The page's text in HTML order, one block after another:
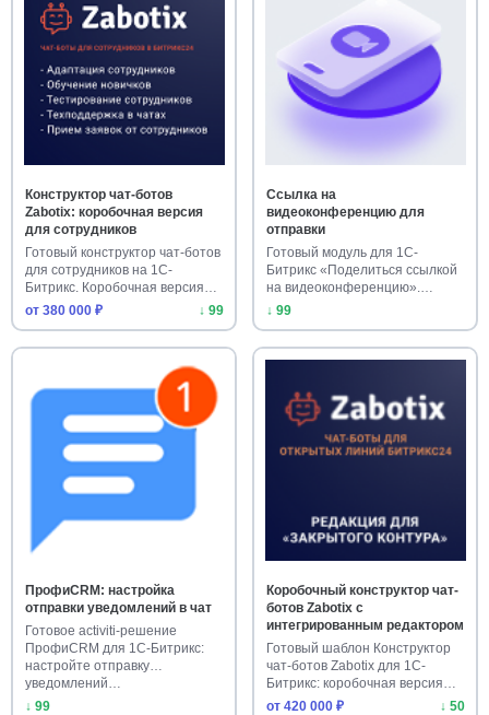
Конструктор чат-ботов
Zabotix: коробочная версия
для сотрудников
Готовый конструктор чат-ботов
для сотрудников на 1С-
Битрикс. Коробочная версия
о…
от 380 000 ₽ ↓ 99
Ссылка на
видеоконференцию для
отправки
Готовый модуль для 1С-
Битрикс «Поделиться ссылкой
на видеоконференцию».
Установи…
↓ 99
ПрофиCRM: настройка
отправки уведомлений в чат
Готовое activiti-решение
ПрофиCRM для 1С-Битрикс:
настройте отправку
уведомлений…
↓ 99
Коробочный конструктор чат-
ботов Zabotix с
интегрированным редактором
Готовый шаблон Конструктор
чат-ботов Zabotix для 1С-
Битрикс: коробочная версия
с…
от 420 000 ₽ ↓ 50